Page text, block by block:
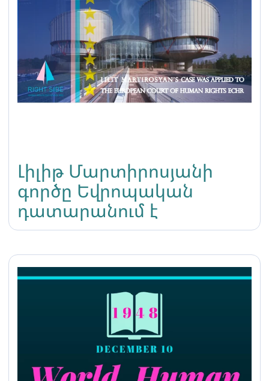
Լիլիթ Մարտիրոսյանի
գործը Եվրոպական
դատարանում է